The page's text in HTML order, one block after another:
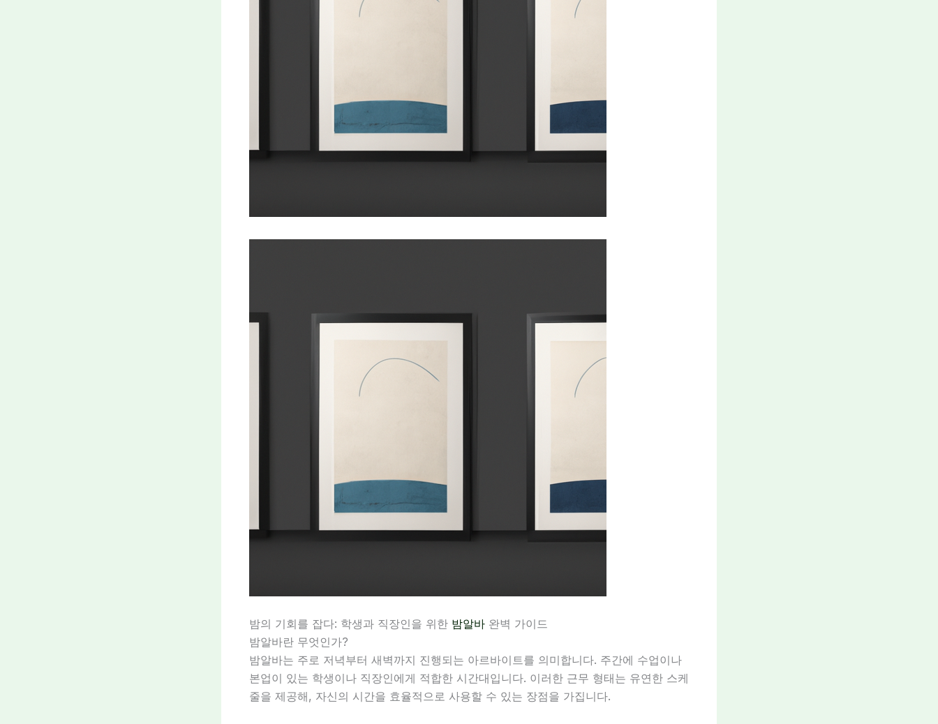
밤의 기회를 잡다: 학생과 직장인을 위한 밤알바 완벽 가이드
밤알바란 무엇인가?
밤알바는 주로 저녁부터 새벽까지 진행되는 아르바이트를 의미합니다. 주간에 수업이나
본업이 있는 학생이나 직장인에게 적합한 시간대입니다. 이러한 근무 형태는 유연한 스케
줄을 제공해, 자신의 시간을 효율적으로 사용할 수 있는 장점을 가집니다.